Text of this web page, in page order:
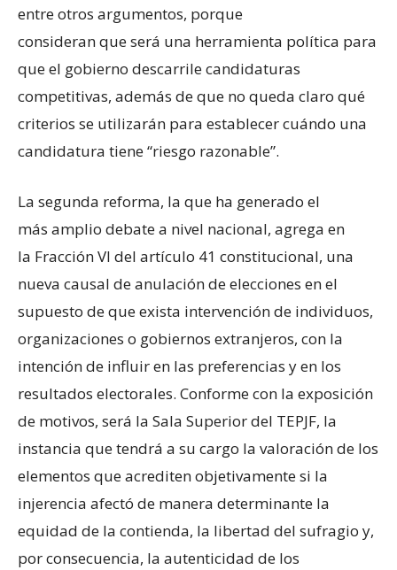
entre otros argumentos, porque
consideran que será una herramienta política para
que el gobierno descarrile candidaturas
competitivas, además de que no queda claro qué
criterios se utilizarán para establecer cuándo una
candidatura tiene “riesgo razonable”.
La segunda reforma, la que ha generado el
más amplio debate a nivel nacional, agrega en
la Fracción VI del artículo 41 constitucional, una
nueva causal de anulación de elecciones en el
supuesto de que exista intervención de individuos,
organizaciones o gobiernos extranjeros, con la
intención de influir en las preferencias y en los
resultados electorales. Conforme con la exposición
de motivos, será la Sala Superior del TEPJF, la
instancia que tendrá a su cargo la valoración de los
elementos que acrediten objetivamente si la
injerencia afectó de manera determinante la
equidad de la contienda, la libertad del sufragio y,
por consecuencia, la autenticidad de los